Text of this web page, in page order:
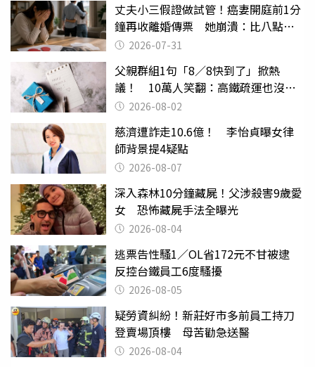
丈夫小三假證做試管！癌妻開庭前1分
鐘再收離婚傳票 她崩潰：比八點檔
還扯2026-07-31
父親群組1句「8／8快到了」掀熱
議！ 10萬人笑翻：高鐵疏運也沒列
父親節
2026-08-02
慈濟遭詐走10.6億！ 李怡貞曝女律
師背景提4疑點
2026-08-07
深入森林10分鐘藏屍！父涉殺害9歲愛
女 恐怖藏屍手法全曝光
2026-08-04
逃票告性騷1／OL省172元不甘被逮
反控台鐵員工6度騷擾
2026-08-05
疑勞資糾紛！新莊好市多前員工持刀
登賣場頂樓 母苦勸急送醫
2026-08-04